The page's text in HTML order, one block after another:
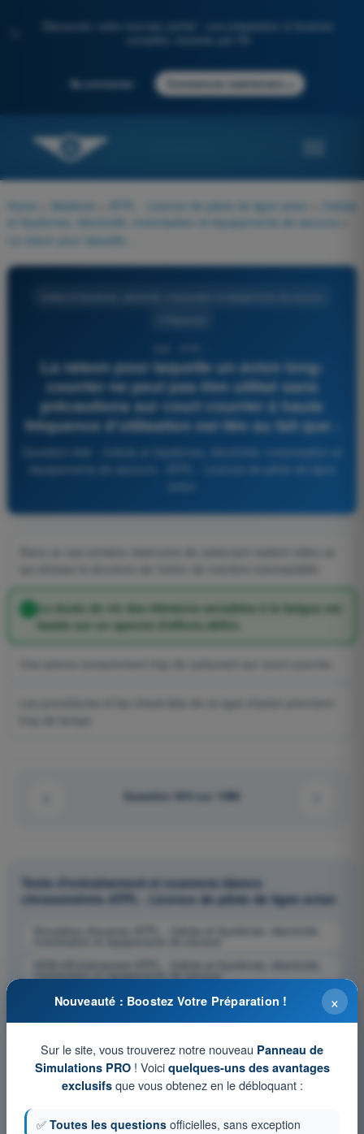
Découvrez notre nouveau portail : une préparation à l'examen
Se connecter Commencer maintenant
Home Matières ATPL - Licence de pilote de ligne avion
Cellule
et Systèmes, électricité, motorisation et équipements de secours
La raison pour laquelle un avion long-
courrier ne peut pas être utilisé sans
précautions sur court courrier à haute
fréquence d'utilisation est liée au fait que :
La durée de vie des éléments sensibles à la fatigue est
basée sur un spectre d'efforts défini.
Question 644 sur 1080
Tests d'entraînement et examens blancs
chronométrés ATPL - Licence de pilote de ligne avion
Simulation d'examen ATPL - Cellule et Systèmes, électricité,
QCM d'Entraînement ATPL - Cellule et Systèmes, électricité,
motorisation et équipements de secours
Examen en PDF ATPL - Cellule et Systèmes, électricité,
motorisation et équipements de secours ×
Nouveauté : Boostez Votre Préparation !
Sur le site, vous trouverez notre nouveau Panneau de
Simulations PRO! Voici quelques-uns des avantages
exclusifsque vous obtenez en le débloquant :
✅ Toutes les questions officielles, sans exception